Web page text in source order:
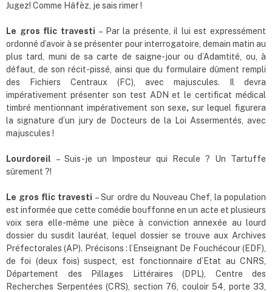
Jugez! Comme Hâfèz, je sais rimer !
Le gros flic travesti – Par la présente, il lui est expressément
ordonné d’avoir à se présenter pour interrogatoire, demain matin au
plus tard, muni de sa carte de saigne-jour ou d’Adamtité, ou, à
défaut, de son récit-pissé, ainsi que du formulaire dûment rempli
des Fichiers Centraux (FC), avec majuscules. Il devra
impérativement présenter son test ADN et le certificat médical
timbré mentionnant impérativement son sexe, sur lequel figurera
la signature d’un jury de Docteurs de la Loi Assermentés, avec
majuscules !
Lourdoreil – Suis-je un Imposteur qui Recule ? Un Tartuffe
sûrement ?!
Le gros flic travesti – Sur ordre du Nouveau Chef, la population
est informée que cette comédie bouffonne en un acte et plusieurs
voix sera elle-même une pièce à conviction annexée au lourd
dossier du susdit lauréat, lequel dossier se trouve aux Archives
Préfectorales (AP). Précisons : l’Enseignant De Fouchécour (EDF),
de foi (deux fois) suspect, est fonctionnaire d’Etat au CNRS,
Département des Pillages Littéraires (DPL), Centre des
Recherches Serpentées (CRS), section 76, couloir 54, porte 33,